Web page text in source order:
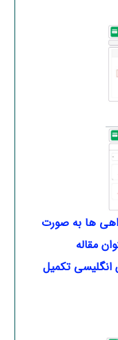
ها به صورت
مقاله
انگلیسی تکمیل